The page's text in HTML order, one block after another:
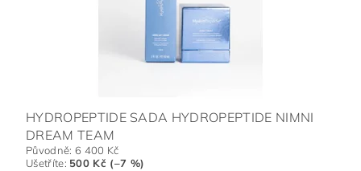
HYDROPEPTIDE SADA HYDROPEPTIDE NIMNI
DREAM TEAM
Původně: 6 400 Kč
Ušetříte: 500 Kč (–7 %)